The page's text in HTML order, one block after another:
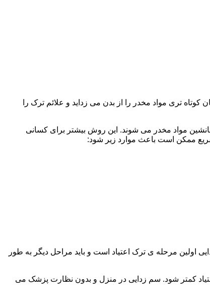
تری مواد مخدر را از بدن می زداید و علائم ترک را
مواد مخدر می شوند. این روش بیشتر برای کسانی
ممکن است باعث موارد زیر شود:
به یاد داشته باشید که سم زدایی اولین مرحله ی ترک اعتیاد است و باید مراحل دیگر به طور
کمتر شود. سم زدایی در منزل و بدون نظارت پزشک می